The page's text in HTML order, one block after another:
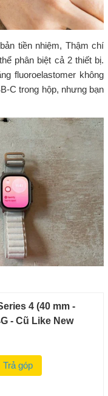
tiền nhiệm, Thậm chí
phân biệt cả 2 thiết bị.
fluoroelastomer không
C trong hộp, nhưng bạn
4 (40 mm -
- Cũ Like New
Trả góp